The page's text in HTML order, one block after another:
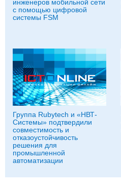
инженеров мобильной сети
с помощью цифровой
системы FSM
Группа Rubytech и «НВТ-
Системы» подтвердили
совместимость и
отказоустойчивость
решения для
промышленной
автоматизации